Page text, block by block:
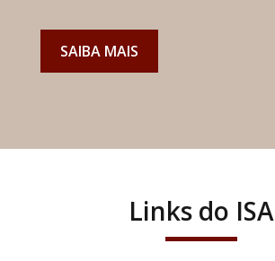
SAIBA MAIS
Links do ISA